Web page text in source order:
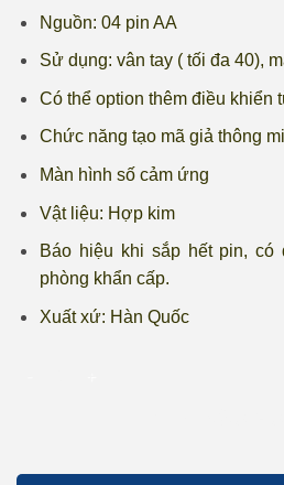
Nguồn: 04 pin AA
Sử dụng: vân tay ( tối đa 40),
Có thể option thêm điều khiển
Chức năng tạo mã giả thông
Màn hình số cảm ứng
Vật liệu: Hợp kim
Báo hiệu khi sắp hết pin,
phòng khẩn cấp.
Xuất xứ: Hàn Quốc